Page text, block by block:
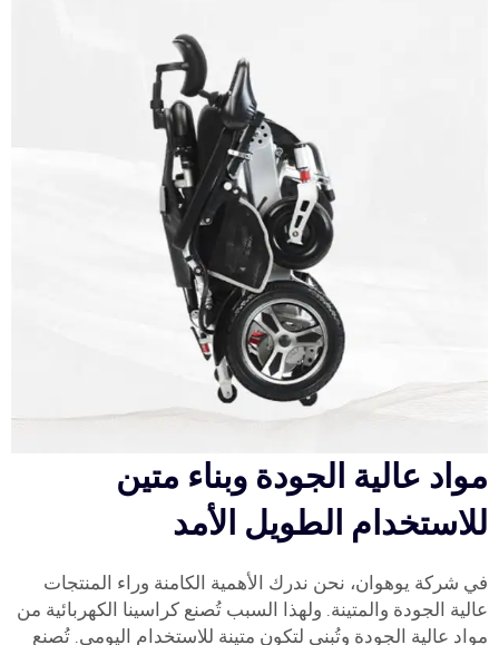
مواد عالية الجودة وبناء متين
للاستخدام الطويل الأمد
في شركة يوهوان، نحن ندرك الأهمية الكامنة وراء المنتجات
عالية الجودة والمتينة. ولهذا السبب تُصنع كراسينا الكهربائية من
مواد عالية الجودة وتُبنى لتكون متينة للاستخدام اليومي. تُصنع